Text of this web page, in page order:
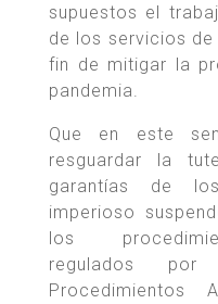
supuestos el
de los servicios
fin de mitigar la
pandemia.
Que en este
resguardar la
garantías de
imperioso
los
regulados
Procedimientos